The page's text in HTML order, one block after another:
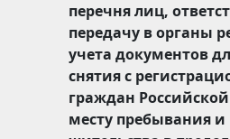
перечня лиц,
передачу в органы
учета документов
снятия с
граждан
месту пребывания и